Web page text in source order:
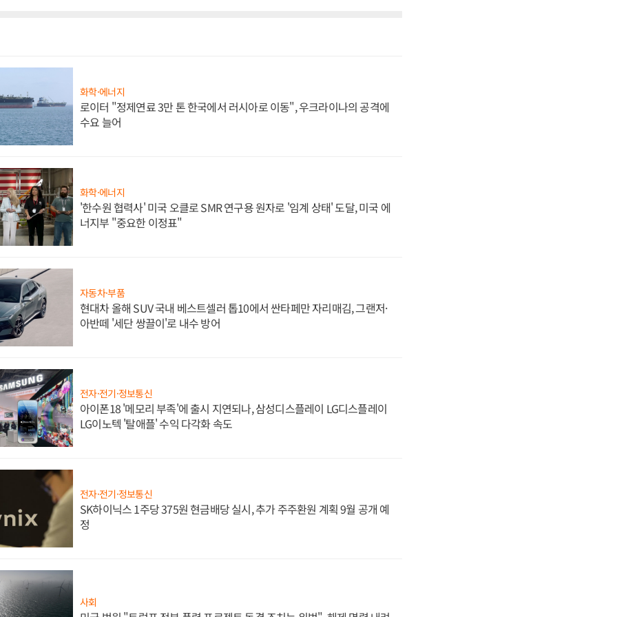
화학·에너지
로이터 "정제연료 3만 톤 한국에서 러시아로 이동", 우크라이나의 공격에
수요 늘어
화학·에너지
'한수원 협력사' 미국 오클로 SMR 연구용 원자로 '임계 상태' 도달, 미국 에
너지부 "중요한 이정표"
자동차·부품
현대차 올해 SUV 국내 베스트셀러 톱10에서 싼타페만 자리매김, 그랜저·
아반떼 '세단 쌍끌이'로 내수 방어
전자·전기·정보통신
아이폰18 '메모리 부족'에 출시 지연되나, 삼성디스플레이 LG디스플레이
LG이노텍 '탈애플' 수익 다각화 속도
전자·전기·정보통신
SK하이닉스 1주당 375원 현금배당 실시, 추가 주주환원 계획 9월 공개 예
정
사회